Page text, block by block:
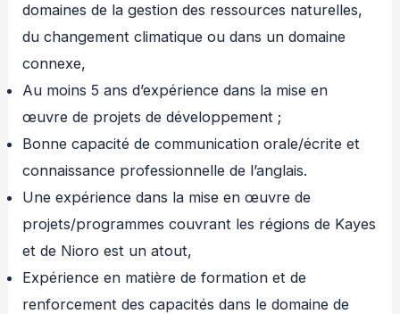
domaines de la gestion des ressources naturelles,
du changement climatique ou dans un domaine
connexe,
Au moins 5 ans d’expérience dans la mise en
œuvre de projets de développement ;
Bonne capacité de communication orale/écrite et
connaissance professionnelle de l’anglais.
Une expérience dans la mise en œuvre de
projets/programmes couvrant les régions de Kayes
et de Nioro est un atout,
Expérience en matière de formation et de
renforcement des capacités dans le domaine de